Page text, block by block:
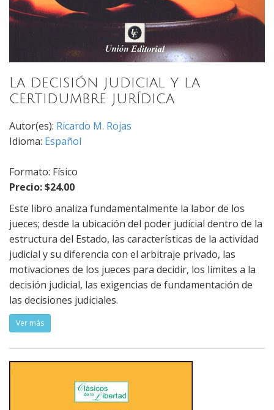
La decisión judicial y la
certidumbre jurídica
Autor(es): Ricardo M. Rojas
Idioma: Español
Formato: Físico
Precio: $24.00
Este libro analiza fundamentalmente la labor de los
jueces; desde la ubicación del poder judicial dentro de la
estructura del Estado, las características de la actividad
judicial y su diferencia con el arbitraje privado, las
motivaciones de los jueces para decidir, los límites a la
decisión judicial, las exigencias de fundamentación de
las decisiones judiciales.
Ver más